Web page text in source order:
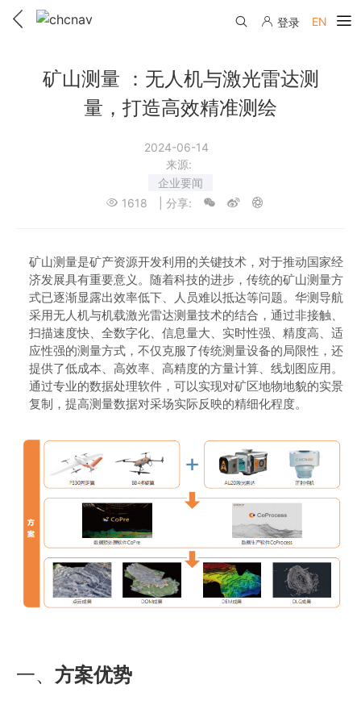
线上自助寄修
维修进度查询
售后服务政策
售前问答
行业无忧
帮助中心
测绘产品
海洋测绘
精准农业
申请成为伙伴
资讯中心
了解华测
关于华测
商业道德与反腐败政策
投资者关系
加入华测
登录 EN
矿山测量 ：无人机与激光雷达测
量，打造高效精准测绘
2024-06-14
来源:
企业要闻
1618
| 分享:
矿山测量是矿产资源开发利用的关键技术，对于推动国家经
济发展具有重要意义。随着科技的进步，传统的矿山测量方
式已逐渐显露出效率低下、人员难以抵达等问题。华测导航
采用无人机与机载激光雷达测量技术的结合，通过非接触、
扫描速度快、全数字化、信息量大、实时性强、精度高、适
应性强的测量方式，不仅克服了传统测量设备的局限性，还
提供了低成本、高效率、高精度的方量计算、线划图应用。
通过专业的数据处理软件，可以实现对矿区地物地貌的实景
复制，提高测量数据对采场实际反映的精细化程度。
一、 方案优势